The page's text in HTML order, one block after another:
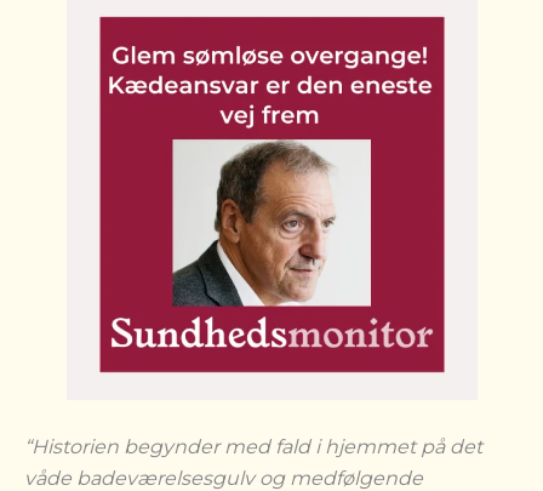
“Historien begynder med fald i hjemmet på det
våde badeværelsesgulv og medfølgende